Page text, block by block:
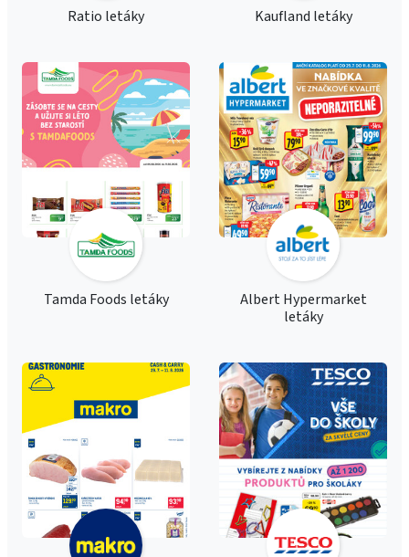
Ratio letáky Kaufland letáky
Tamda Foods letáky
Albert Hypermarket
letáky